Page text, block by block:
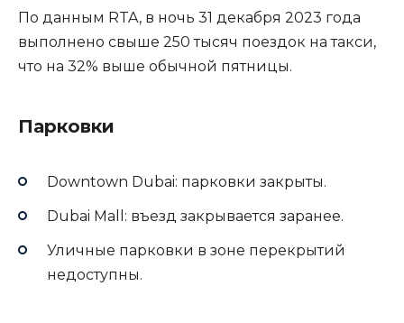
По данным RTA, в ночь 31 декабря 2023 года
выполнено свыше 250 тысяч поездок на такси,
что на 32% выше обычной пятницы.
Парковки
Downtown Dubai: парковки закрыты.
Dubai Mall: въезд закрывается заранее.
Уличные парковки в зоне перекрытий
недоступны.